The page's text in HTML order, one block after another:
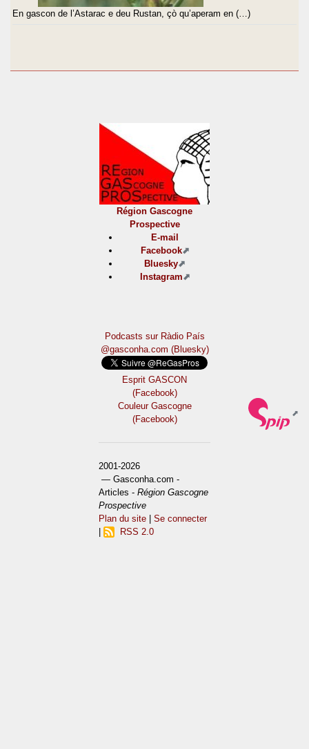
En gascon de l’Astarac e deu Rustan, çò qu’aperam en (…)
Région Gascogne
Prospective
E-mail
Facebook
Bluesky
Instagram
Podcasts sur Ràdio País
@gasconha.com (Bluesky)
Esprit GASCON
(Facebook)
Couleur Gascogne
(Facebook)
2001-2026
— Gasconha.com -
Articles -Région Gascogne
Prospective
Plan du site |Se connecter
RSS 2.0